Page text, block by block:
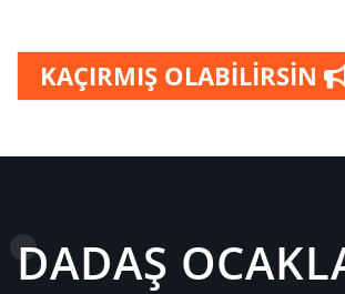
KAÇIRMIŞ OLABİLİRSİN
DADAŞ